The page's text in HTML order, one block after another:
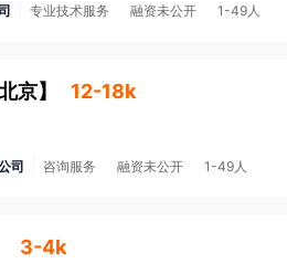
专业技术服务 融资未公开 1-49人
京】 12-18k
司 咨询服务 融资未公开 1-49人
3-4k